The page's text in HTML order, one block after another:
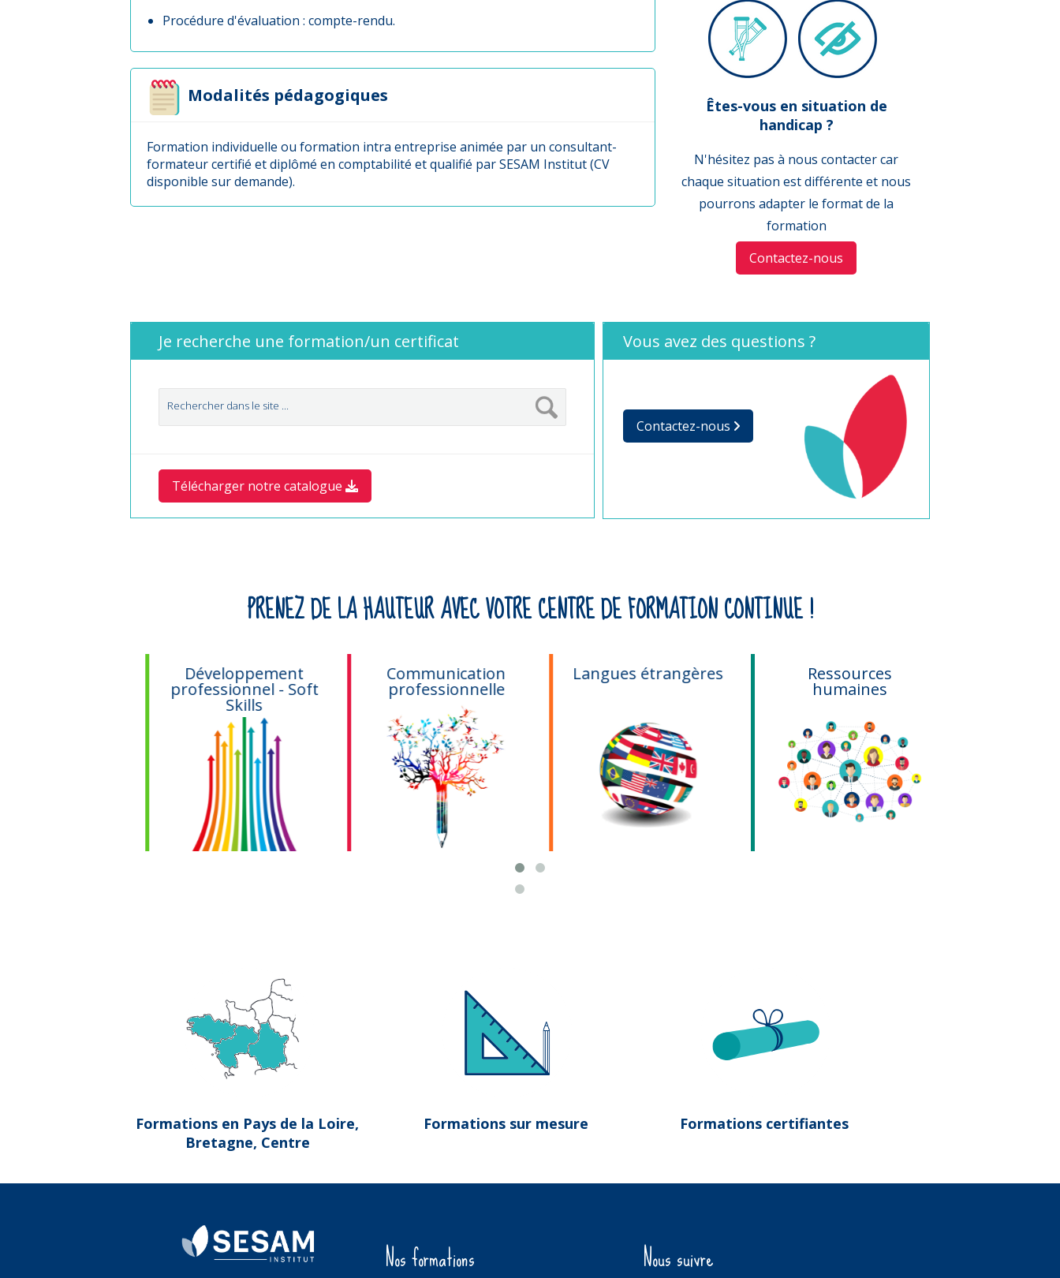
Procédure d'évaluation : compte-rendu.
Modalités pédagogiques
Formation individuelle ou formation intra entreprise animée par un consultant-
formateur certifié et diplômé en comptabilité et qualifié par SESAM Institut (CV
disponible sur demande).
Êtes-vous en situation de
handicap ?
N'hésitez pas à nous contacter car
chaque situation est différente et nous
pourrons adapter le format de la
formation
Contactez-nous
Je recherche une formation/un certificat
Télécharger notre catalogue
Vous avez des questions ?
Contactez-nous
PRENEZ DE LA HAUTEUR AVEC VOTRE CENTRE DE FORMATION CONTINUE !
Développement
professionnel - Soft
Skills
Communication
professionnelle
Langues étrangères Ressources
humaines
Formations en Pays de la Loire,
Bretagne, Centre
Formations sur mesure Formations certifiantes
Nos formations Nous suivre